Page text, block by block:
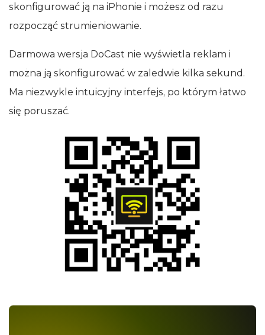
skonfigurować ją na iPhonie i możesz od razu
rozpocząć strumieniowanie.
Darmowa wersja DoCast nie wyświetla reklam i
można ją skonfigurować w zaledwie kilka sekund.
Ma niezwykle intuicyjny interfejs, po którym łatwo
się poruszać.